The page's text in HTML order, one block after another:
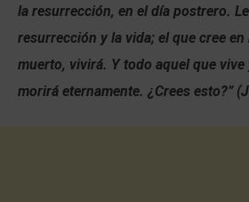
la resurrección, en el día postrero.
resurrección y la vida; el que cree en
muerto, vivirá. Y todo aquel que vive
morirá eternamente. ¿Crees esto?”